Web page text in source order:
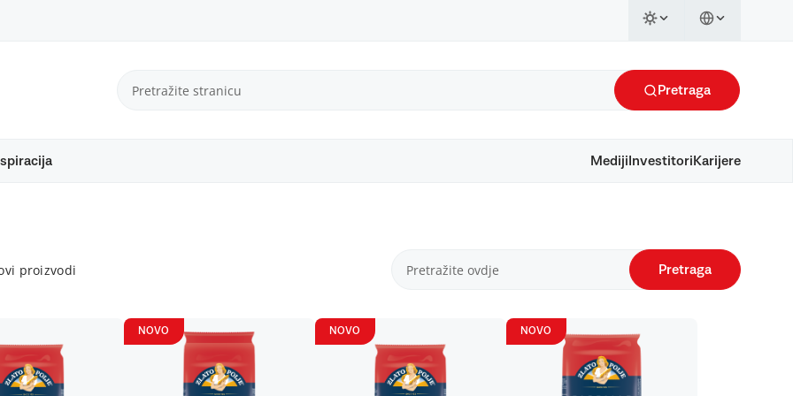
Pretraga
Mediji Investitori Karijere
proizvodi Pretraga
NOVO NOVO NOVO